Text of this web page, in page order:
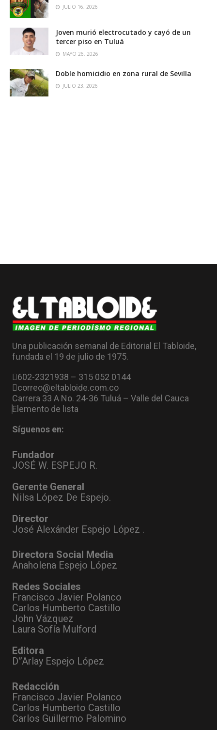
JULIO 16, 2026
Joven murió electrocutado y cayó de un
tercer piso en Tuluá
MAYO 26, 2026
Doble homicidio en zona rural de Sevilla
JULIO 23, 2026
Una publicación semanal de Editorial El Tabloide,
fundada el 19 de julio de 1975.
602-2321938 – 315 052 0144
correo@eltabloide.com.co
Carrera 33 A No. 24-36 Tuluá – Valle del Cauca
Elemento de lista
Síguenos en:
Fundador
JOSÉ W. ESPEJO R.
Gerente General
Nilsa López De Espejo.
Director
José Alexánder Espejo López .
Directora Social Media
Anaholena Espejo López
Redes Sociales
Francisco Javier Polanco
Carlos Humberto Castillo
John Vázquez
Laura Sofía Mulford
Editora
D”Arlay Espejo López
Redacción
Francisco Javier Polanco
Carlos Humberto Castillo
Carlos Guillermo Palomino